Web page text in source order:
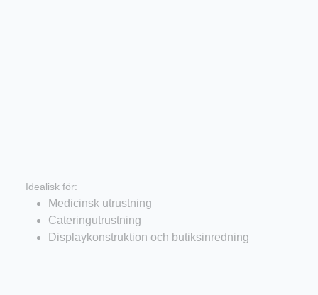
Idealisk för:
Medicinsk utrustning
Cateringutrustning
Displaykonstruktion och butiksinredning